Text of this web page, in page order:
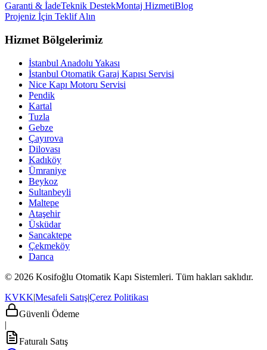
Garanti & İadeTeknik DestekMontaj HizmetiBlog
Projeniz İçin Teklif Alın
Hizmet Bölgelerimiz
İstanbul Anadolu Yakası
İstanbul Otomatik Garaj Kapısı Servisi
Nice Kapı Motoru Servisi
Pendik
Kartal
Tuzla
Gebze
Çayırova
Dilovası
Kadıköy
Ümraniye
Beykoz
Sultanbeyli
Maltepe
Ataşehir
Üsküdar
Sancaktepe
Çekmeköy
Darıca
© 2026 Kosifoğlu Otomatik Kapı Sistemleri. Tüm hakları saklıdır.
KVKK|Mesafeli Satış|Çerez Politikası
Güvenli Ödeme
|
Faturalı Satış